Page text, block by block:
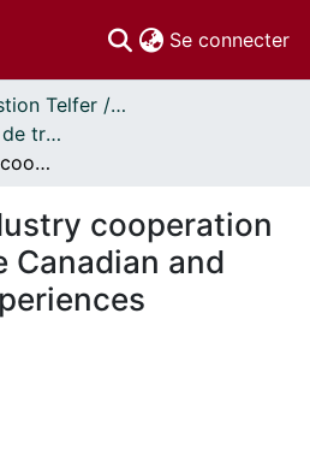
Se connecter
École de gestion Telfer // Telfer School of Management
Telfer - Documents de travail // Telfer - Working Papers
University-industry cooperation comparing the Canadian and Uruguayan experiences
cooperation
Canadian and